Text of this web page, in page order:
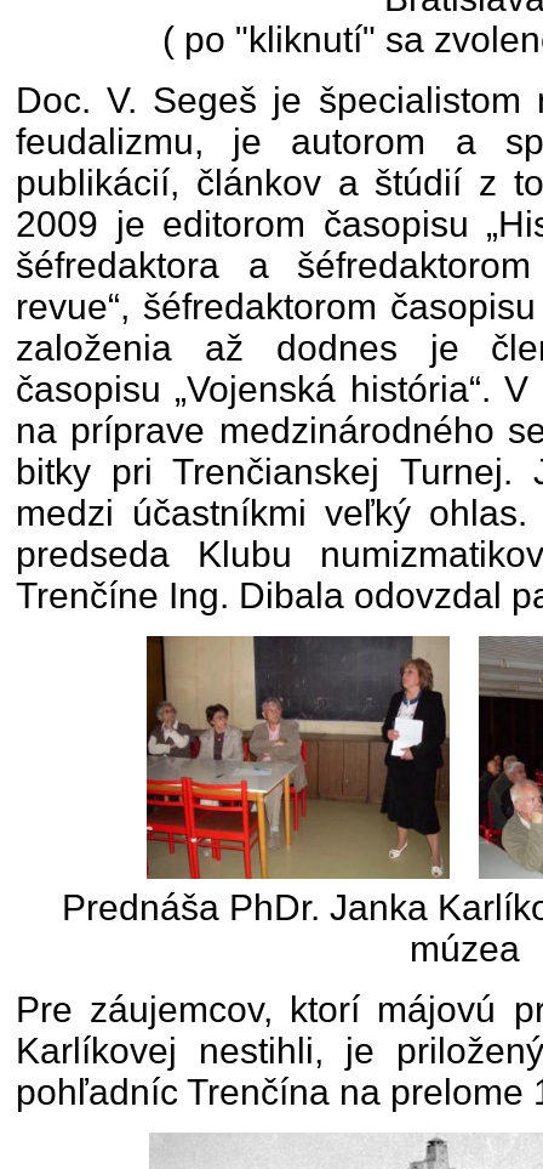
( po "kliknutí" sa
Doc. V. Segeš je
feudalizmu, je autorom a
publikácií, článkov a štúdií z
2009 je editorom časopisu
šéfredaktora a
revue“, šéfredaktorom
založenia až dodnes je
časopisu „Vojenská história“.
na príprave medzinárodného
bitky pri Trenčianskej Turnej.
medzi účastníkmi veľký
predseda Klubu
Trenčíne Ing. Dibala odovzdal
Prednáša PhDr. Janka
múzea
Pre záujemcov, ktorí májovú
Karlíkovej nestihli, je
pohľadníc Trenčína na prelome